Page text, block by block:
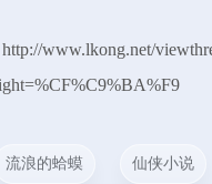
www.lkong.net/
流浪的蛤蟆 仙侠小说